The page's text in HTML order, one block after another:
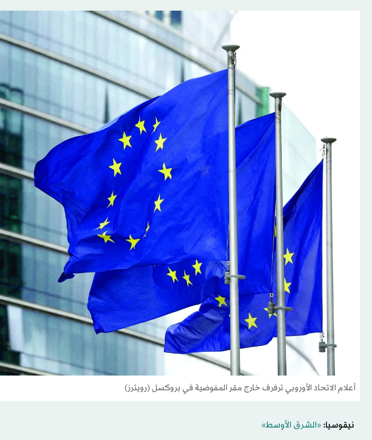
أعلام الاتحاد الأوروبي ترفرف خارج مقر المفوضية في بروكسل (رويترز)
نيقوسيا: «الشرق الأوسط»